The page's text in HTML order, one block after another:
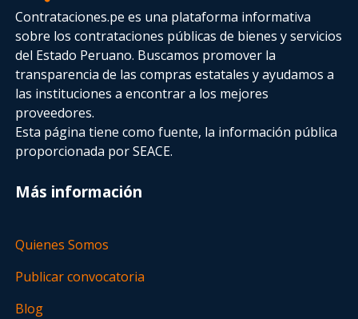
Contrataciones.pe es una plataforma informativa
sobre los contrataciones públicas de bienes y servicios
del Estado Peruano. Buscamos promover la
transparencia de las compras estatalesy ayudamos a
las instituciones a encontrar a los mejores
proveedores.
Esta página tiene como fuente, la información pública
proporcionada por SEACE.
Más información
Quienes Somos
Publicar convocatoria
Blog